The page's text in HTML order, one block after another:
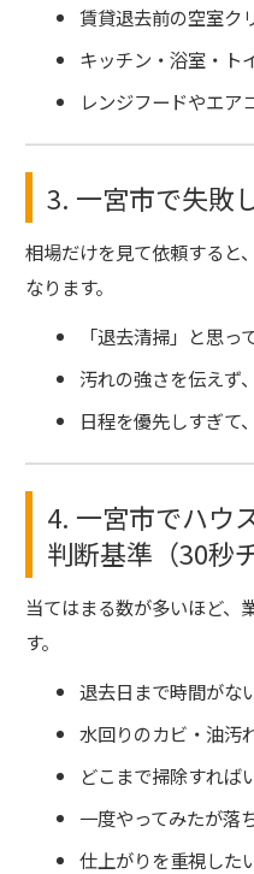
賃貸退去前の空室ク
キッチン・浴室・ト
レンジフードやエア
3. 一宮市で失敗
相場だけを見て依頼すると
なります。
「退去清掃」と思
汚れの強さを伝えず
日程を優先しすぎて
4. 一宮市でハウ
判断基準（30秒
当てはまる数が多いほど、
す。
退去日まで時間がな
水回りのカビ・油汚
どこまで掃除すれば
一度やってみたが落
仕上がりを重視した